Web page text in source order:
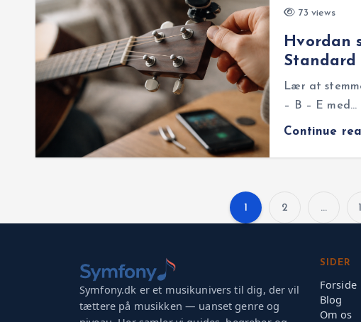
73 views
Hvordan
Lær at
– B – E med…
Continue
I
n
d
1 2 …
Symfony.dk er et musikunivers til dig, der vil
tættere på musikken — uanset genre og
SIDER
Forside
Blog
Om os